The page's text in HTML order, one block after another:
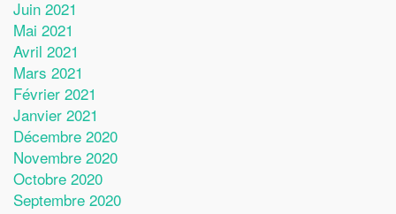
Juin 2021
Mai 2021
Avril 2021
Mars 2021
Février 2021
Janvier 2021
Décembre 2020
Novembre 2020
Octobre 2020
Septembre 2020